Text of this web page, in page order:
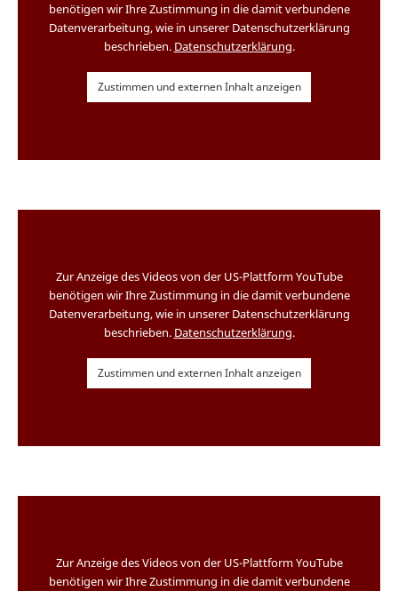
benötigen wir Ihre Zustimmung in die damit verbundene
Datenverarbeitung, wie in unserer Datenschutzerklärung
beschrieben. Datenschutzerklärung.
Zustimmen und externen Inhalt anzeigen
Zur Anzeige des Videos von der US-Plattform YouTube
benötigen wir Ihre Zustimmung in die damit verbundene
Datenverarbeitung, wie in unserer Datenschutzerklärung
beschrieben. Datenschutzerklärung.
Zustimmen und externen Inhalt anzeigen
Zur Anzeige des Videos von der US-Plattform YouTube
benötigen wir Ihre Zustimmung in die damit verbundene